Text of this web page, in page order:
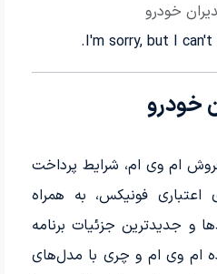
خودرو
I'm sorry, but I
خودرو
فروش ام وی ام، شرایط پرداخت
فونیکس، به همراه
و جدیدترین جزئیات برنامه
ام وی ام و چری با مدل‌های